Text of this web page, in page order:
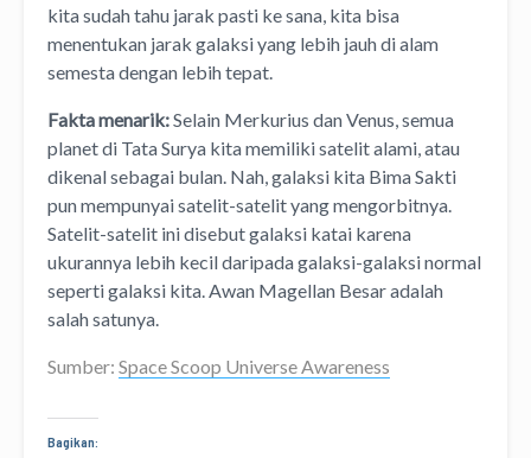
kita sudah tahu jarak pasti ke sana, kita bisa
menentukan jarak galaksi yang lebih jauh di alam
semesta dengan lebih tepat.
Fakta menarik:Selain Merkurius dan Venus, semua
planet di Tata Surya kita memiliki satelit alami, atau
dikenal sebagai bulan. Nah, galaksi kita Bima Sakti
pun mempunyai satelit-satelit yang mengorbitnya.
Satelit-satelit ini disebut galaksi katai karena
ukurannya lebih kecil daripada galaksi-galaksi normal
seperti galaksi kita. Awan Magellan Besar adalah
salah satunya.
Sumber: Space Scoop Universe Awareness
Bagikan: